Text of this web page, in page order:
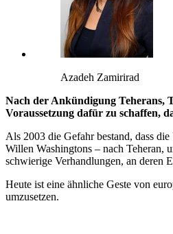
Azadeh Zamirirad
Nach der Ankündigung Teherans,
Voraussetzung dafür zu schaffen,
Als 2003 die Gefahr bestand, dass
Willen Washingtons – nach Teheran,
schwierige Verhandlungen, an deren
Heute ist eine ähnliche Geste von
umzusetzen.